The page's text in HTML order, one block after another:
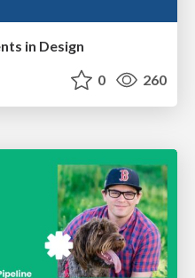
in Design
0 260